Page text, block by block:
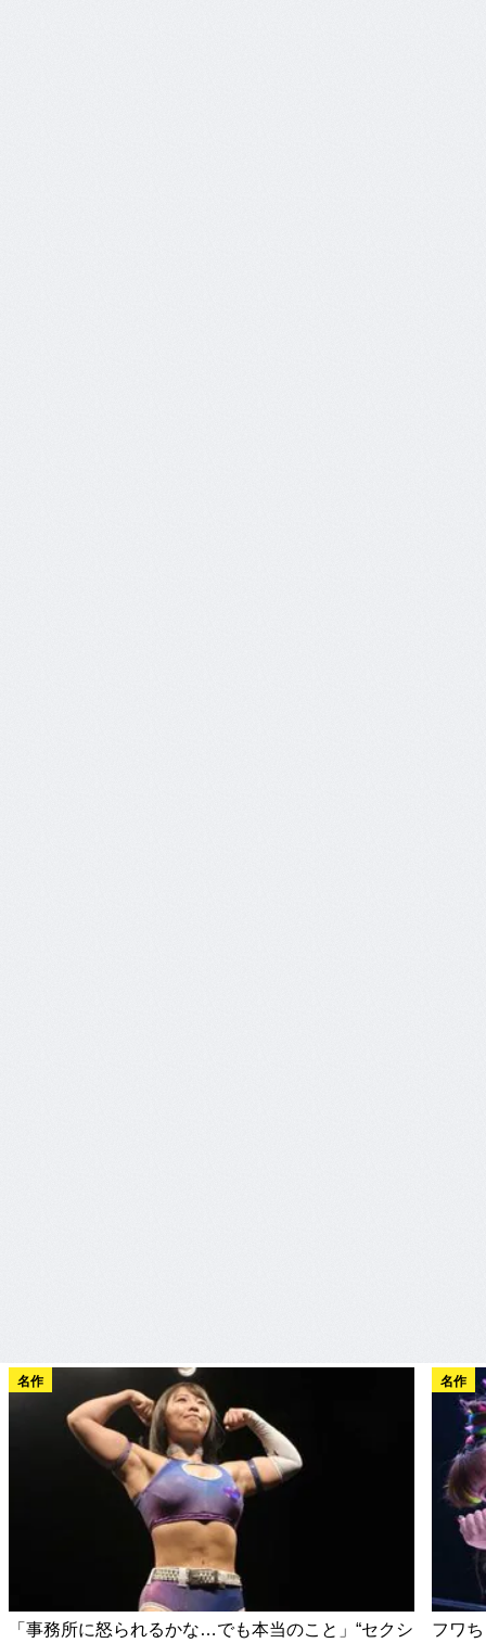
名作
「事務所に怒られるかな…でも本当のこと」“セクシ
名作
フワ